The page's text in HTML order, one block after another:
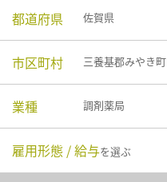
都道府県 佐賀県
市区町村 三養基郡みやき町
業種 調剤薬局
雇用形態 / 給与を選ぶ